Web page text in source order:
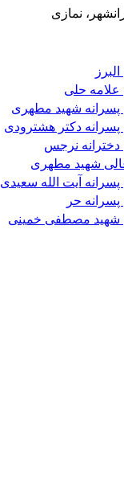
نمازی
علامه حلی
پسرانه شهید مطهری
پسرانه دکتر هشترودی
دخترانه نرجس
شهید مطهری
پسرانه آیت الله سعیدی
پسرانه حر
شهید مصطفی خمینی